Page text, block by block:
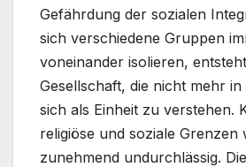
Gefährdung der sozialen
sich verschiedene Gruppen
voneinander isolieren,
Gesellschaft, die nicht mehr in
sich als Einheit zu verstehen.
religiöse und soziale Grenzen
zunehmend undurchlässig.